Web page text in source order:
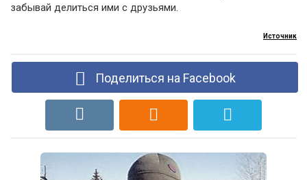
забывай делиться ими с друзьями.
Источник
Поделиться на Facebook